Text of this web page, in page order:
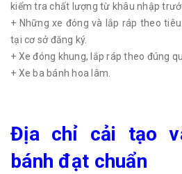
kiểm tra chất lượng từ khâu nhập
+ Những xe đóng và lắp ráp theo
tại cơ sở đăng ký.
+ Xe đóng khung, lắp ráp theo đúng
+ Xe ba bánh hoa lâm.
Địa chỉ cải tạo
bánh đạt chuẩn